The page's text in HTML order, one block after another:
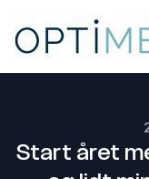
Start året